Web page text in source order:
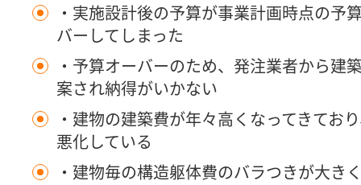
・実施設計後の予算が事業計画時点の予
バーしてしまった
・予算オーバーのため、発注業者から建
案され納得がいかない
・建物の建築費が年々高くなってきてお
悪化している
・建物毎の構造躯体費のバラつきが大き